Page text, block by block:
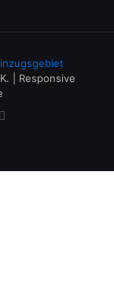
| Responsive